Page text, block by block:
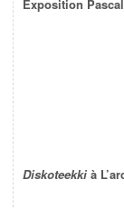
Exposition
Diskoteekki à